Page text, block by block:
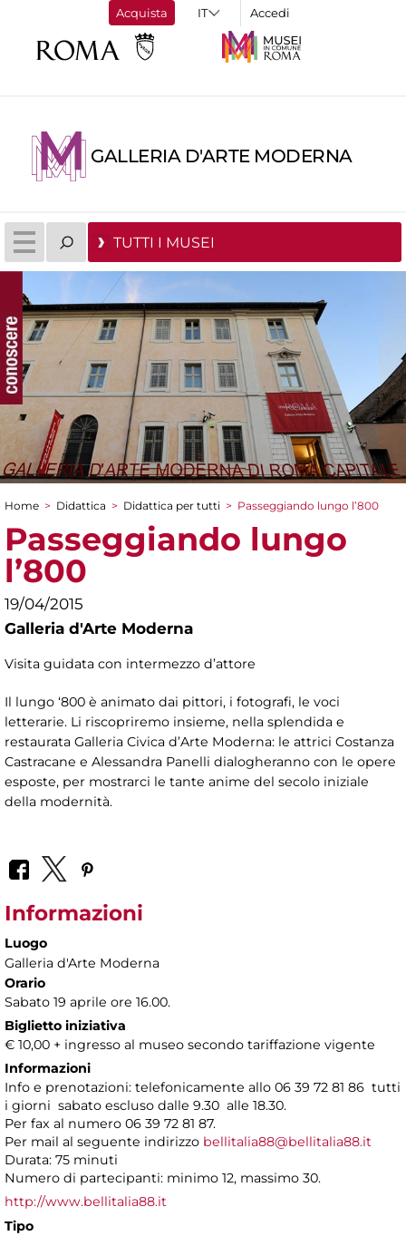
Acquista Accedi
GALLERIA D'ARTE MODERNA
TUTTI I MUSEI
Tu sei qui
Home > Didattica > Didattica per tutti > Passeggiando lungo l’800
Passeggiando lungo
l’800
19/04/2015
Galleria d'Arte Moderna
Visita guidata con intermezzo d’attore
Il lungo ‘800 è animato dai pittori, i fotografi, le voci
letterarie. Li riscopriremo insieme, nella splendida e
restaurata Galleria Civica d’Arte Moderna: le attrici Costanza
Castracane e Alessandra Panelli dialogheranno con le opere
esposte, per mostrarci le tante anime del secolo iniziale
della modernità.
Informazioni
Luogo
Galleria d'Arte Moderna
Orario
Sabato 19 aprile ore 16.00.
Biglietto iniziativa
€ 10,00 + ingresso al museo secondo tariffazione vigente
Informazioni
Info e prenotazioni: telefonicamente allo 06 39 72 81 86 tutti
i giorni sabato escluso dalle 9.30 alle 18.30.
Per fax al numero 06 39 72 81 87.
Per mail al seguente indirizzo bellitalia88@bellitalia88.it
Durata: 75 minuti
Numero di partecipanti: minimo 12, massimo 30.
http://www.bellitalia88.it
Tipo